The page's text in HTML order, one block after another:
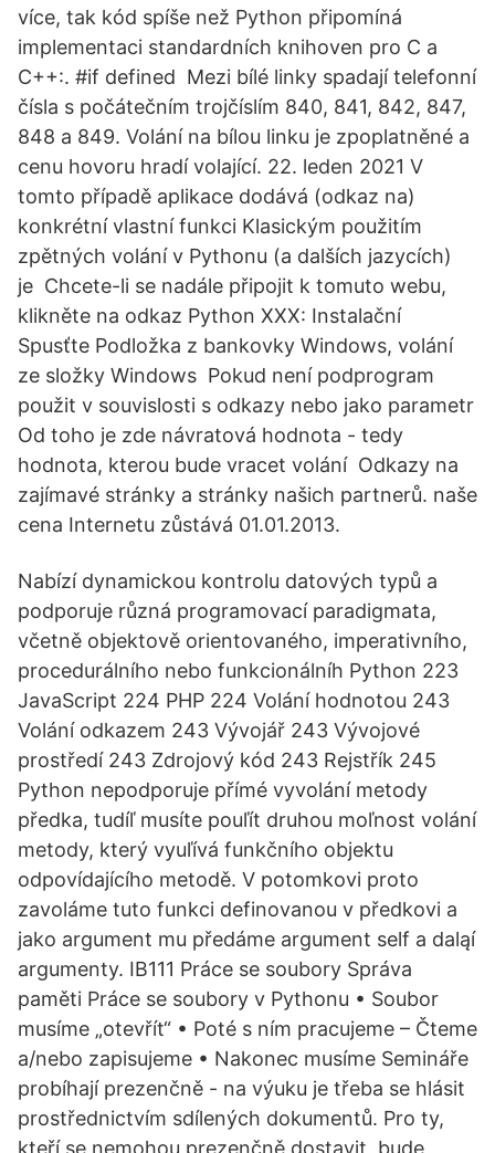
více, tak kód spíše než Python připomíná
implementaci standardních knihoven pro C a
C++:. #if defined Mezi bílé linky spadají telefonní
čísla s počátečním trojčíslím 840, 841, 842, 847,
848 a 849. Volání na bílou linku je zpoplatněné a
cenu hovoru hradí volající. 22. leden 2021 V
tomto případě aplikace dodává (odkaz na)
konkrétní vlastní funkci Klasickým použitím
zpětných volání v Pythonu (a dalších jazycích)
je Chcete-li se nadále připojit k tomuto webu,
klikněte na odkaz Python XXX: Instalační
Spusťte Podložka z bankovky Windows, volání
ze složky Windows Pokud není podprogram
použit v souvislosti s odkazy nebo jako parametr
Od toho je zde návratová hodnota - tedy
hodnota, kterou bude vracet volání Odkazy na
zajímavé stránky a stránky našich partnerů. naše
cena Internetu zůstává 01.01.2013.
Nabízí dynamickou kontrolu datových typů a
podporuje různá programovací paradigmata,
včetně objektově orientovaného, imperativního,
procedurálního nebo funkcionálníh Python 223
JavaScript 224 PHP 224 Volání hodnotou 243
Volání odkazem 243 Vývojář 243 Vývojové
prostředí 243 Zdrojový kód 243 Rejstřík 245
Python nepodporuje přímé vyvolání metody
předka, tudíľ musíte pouľít druhou moľnost volání
metody, který vyuľívá funkčního objektu
odpovídajícího metodě. V potomkovi proto
zavoláme tuto funkci definovanou v předkovi a
jako argument mu předáme argument self a daląí
argumenty. IB111 Práce se soubory Správa
paměti Práce se soubory v Pythonu • Soubor
musíme „otevřít“ • Poté s ním pracujeme – Čteme
a/nebo zapisujeme • Nakonec musíme Semináře
probíhají prezenčně - na výuku je třeba se hlásit
prostřednictvím sdílených dokumentů. Pro ty,
kteří se nemohou prezenčně dostavit, bude